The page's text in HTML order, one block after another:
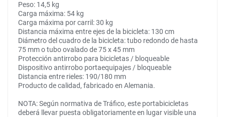
Peso: 14,5 kg
Carga máxima: 54 kg
Carga máxima por carril: 30 kg
Distancia máxima entre ejes de la bicicleta: 130 cm
Diámetro del cuadro de la bicicleta: tubo redondo de hasta
75 mm o tubo ovalado de 75 x 45 mm
Protección antirrobo para bicicletas / bloqueable
Dispositivo antirrobo portaequipajes / bloqueable
Distancia entre rieles: 190/180 mm
Producto de calidad, fabricado en Alemania.
NOTA: Según normativa de Tráfico, este portabicicletas
deberá llevar puesta obligatoriamente en lugar visible una